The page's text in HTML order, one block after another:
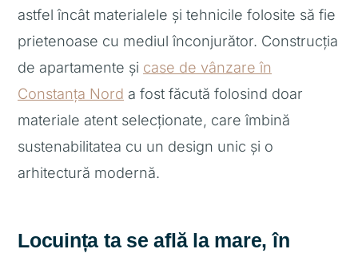
astfel încât materialele și tehnicile folosite să fie
prietenoase cu mediul înconjurător. Construcția
de apartamente și case de vânzare în
Constanța Nord a fost făcută folosind doar
materiale atent selecționate, care îmbină
sustenabilitatea cu un design unic și o
arhitectură modernă.
Locuința ta se află la mare, în